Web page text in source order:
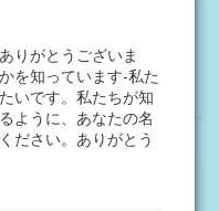
りがとうございま
を知っています-私た
いです。私たちが知
ように、あなたの名
ださい。ありがとう
SIGN
Sign Up Pack